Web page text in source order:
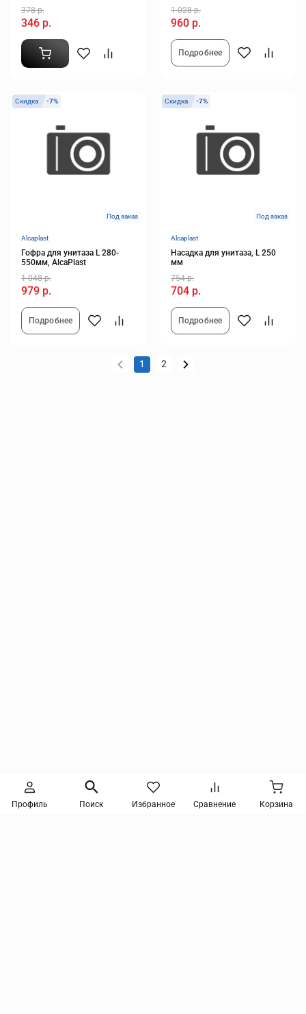
378 р.
346 р.
1 028 р.
960 р.
Подробнее
Скидка -7%
Под заказ
Alcaplast
Гофра для унитаза L 280-
550мм, AlcaPlast
1 048 р.
979 р.
Подробнее
Скидка -7%
Под заказ
Alcaplast
Насадка для унитаза, L 250
мм
754 р.
704 р.
Подробнее
1 2
Следите за новинками и акциями
Профиль Поиск Избранное Сравнение Корзина